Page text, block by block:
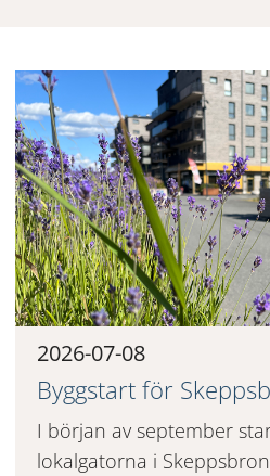
2026-07-08
Byggstart för
I början av september
lokalgatorna i